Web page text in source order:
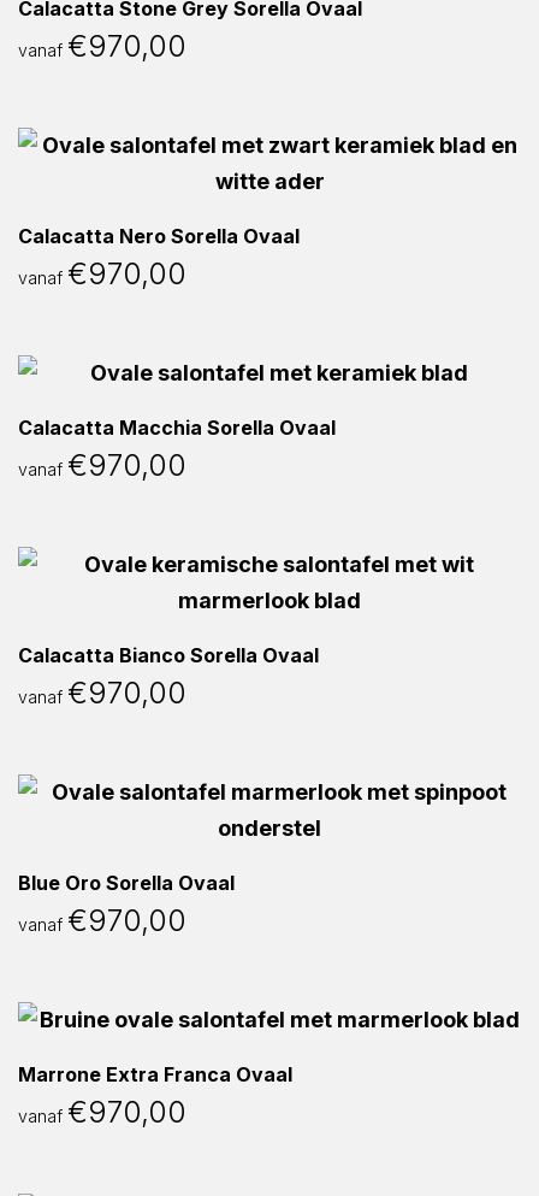
Calacatta Stone Grey Sorella Ovaal
vanaf €970,00
Calacatta Nero Sorella Ovaal
vanaf €970,00
Calacatta Macchia Sorella Ovaal
vanaf €970,00
Calacatta Bianco Sorella Ovaal
vanaf €970,00
Blue Oro Sorella Ovaal
vanaf €970,00
Marrone Extra Franca Ovaal
vanaf €970,00